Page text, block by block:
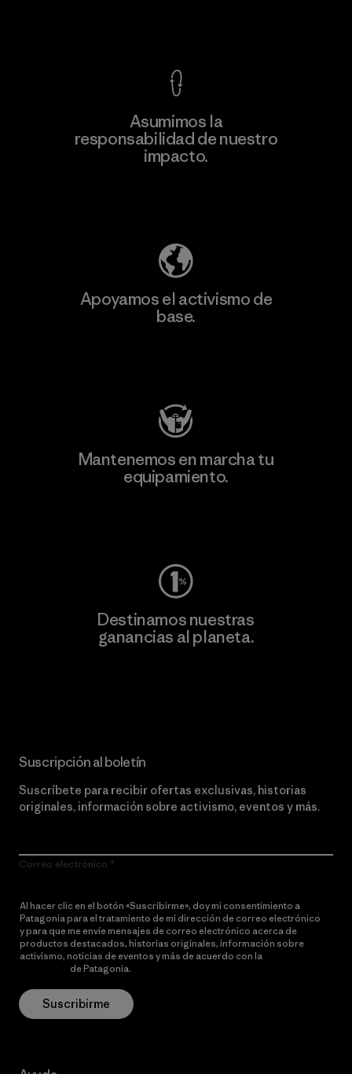
información
Asumimos la
responsabilidad de nuestro
impacto.
Apoyamos el activismo de
base.
Mantenemos en marcha tu
equipamiento.
Destinamos nuestras
ganancias al planeta.
Suscripción al boletín
Suscríbete para recibir ofertas exclusivas, historias
originales, información sobre activismo, eventos y más.
Correo electrónico
Al hacer clic en el botón «Suscribirme», doy mi consentimiento a
Patagonia para el tratamiento de mi dirección de correo electrónico
y para que me envíe mensajes de correo electrónico acerca de
productos destacados, historias originales, información sobre
activismo, noticias de eventos y más de acuerdo con la
de Patagonia.
Suscribirme